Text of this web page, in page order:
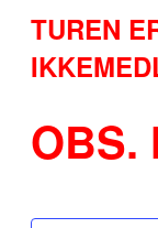
TUREN
OBS.